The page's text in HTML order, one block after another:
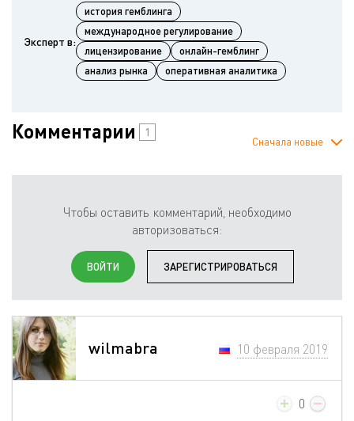
Эксперт в:
история гемблинга
международное регулирование
лицензирование
онлайн-гемблинг
анализ рынка
оперативная аналитика
Комментарии 1
Сначала новые
Чтобы оставить комментарий, необходимо
авторизоваться:
ВОЙТИ ЗАРЕГИСТРИРОВАТЬСЯ
wilmabra 10 февраля 2019
0